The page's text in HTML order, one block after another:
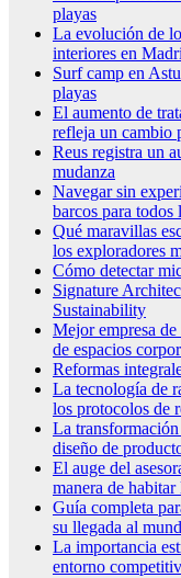
playas
La evolución de
interiores en
Surf camp en
playas
El aumento de
refleja un cambio
Reus registra un
mudanza
Navegar sin
barcos para todos
Qué maravillas
los exploradores
Cómo detectar
Signature
Sustainability
Mejor empresa
de espacios
Reformas
La tecnología de
los protocolos de
La
diseño de
El auge del
manera de
Guía completa
su llegada al
La importancia
entorno